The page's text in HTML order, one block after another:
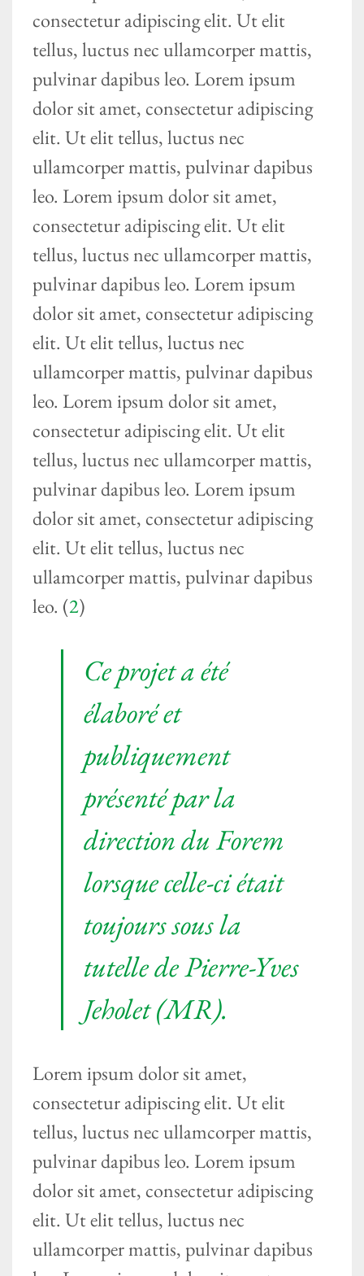
consectetur adipiscing elit. Ut elit
tellus, luctus nec ullamcorper mattis,
pulvinar dapibus leo. Lorem ipsum
dolor sit amet, consectetur adipiscing
elit. Ut elit tellus, luctus nec
ullamcorper mattis, pulvinar dapibus
leo. Lorem ipsum dolor sit amet,
consectetur adipiscing elit. Ut elit
tellus, luctus nec ullamcorper mattis,
pulvinar dapibus leo. Lorem ipsum
dolor sit amet, consectetur adipiscing
elit. Ut elit tellus, luctus nec
ullamcorper mattis, pulvinar dapibus
leo. Lorem ipsum dolor sit amet,
consectetur adipiscing elit. Ut elit
tellus, luctus nec ullamcorper mattis,
pulvinar dapibus leo. Lorem ipsum
dolor sit amet, consectetur adipiscing
elit. Ut elit tellus, luctus nec
ullamcorper mattis, pulvinar dapibus
leo. (2)
Ce projet a été
élaboré et
publiquement
présenté par la
direction du Forem
lorsque celle-ci était
toujours sous la
tutelle de Pierre-Yves
Jeholet (MR).
Lorem ipsum dolor sit amet,
consectetur adipiscing elit. Ut elit
tellus, luctus nec ullamcorper mattis,
pulvinar dapibus leo. Lorem ipsum
dolor sit amet, consectetur adipiscing
elit. Ut elit tellus, luctus nec
ullamcorper mattis, pulvinar dapibus